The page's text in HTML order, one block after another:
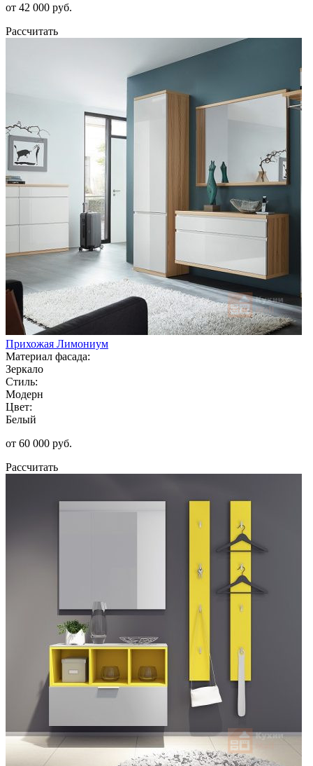
от 42 000 руб.
Рассчитать
Прихожая Лимониум
Материал фасада:
Зеркало
Стиль:
Модерн
Цвет:
Белый
от 60 000 руб.
Рассчитать